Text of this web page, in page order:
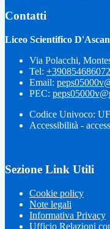
Contatti
Liceo Scientifico
Via Polacchi,
Tel: +390854686072
Email:
PEC:
Codice Univoco:
Accessibilità -
Sezione Link Utili
Cookie policy
Note legali
Informativa Privacy
Ufficio Relazioni